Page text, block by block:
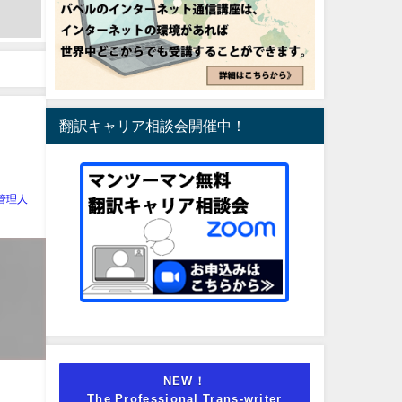
理人
翻訳キャリア相談会開催中！
NEW！
The Professional Trans-writer